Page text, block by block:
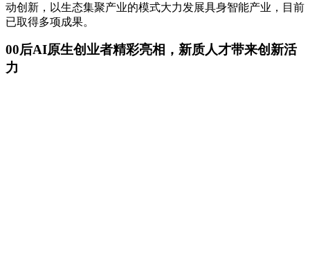
动创新，以生态集聚产业的模式大力发展具身智能产业，目前
已取得多项成果。
00后AI原生创业者精彩亮相，新质人才带来创新活
力